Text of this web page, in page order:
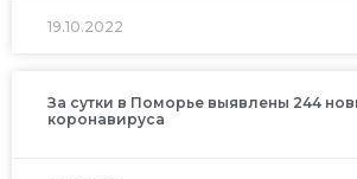
19.10.2022
За сутки в Поморье выявлены 244
коронавируса